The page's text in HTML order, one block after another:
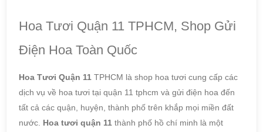
Hoa Tươi Quận 11 TPHCM, Shop Gửi
Điện Hoa Toàn Quốc
Hoa Tươi Quận 11 TPHCM là shop hoa tươi cung cấp các
dịch vụ về hoa tươi tại quận 11 tphcm và gửi điện hoa đến
tất cả các quận, huyện, thành phố trên khắp mọi miền đất
nước. Hoa tươi quận 11 thành phố hồ chí minh là một